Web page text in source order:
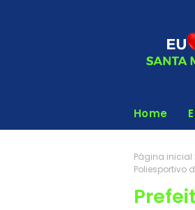
Home
Página inicial
Poliesportivo